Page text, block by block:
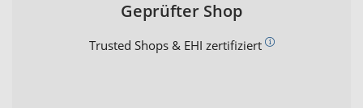
Geprüfter Shop
Trusted Shops & EHI zertifiziert